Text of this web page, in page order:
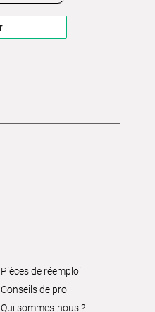
Pièces de réemploi
Conseils de pro
Qui sommes-nous ?